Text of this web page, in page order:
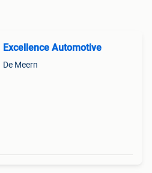
Excellence Automotive
De Meern